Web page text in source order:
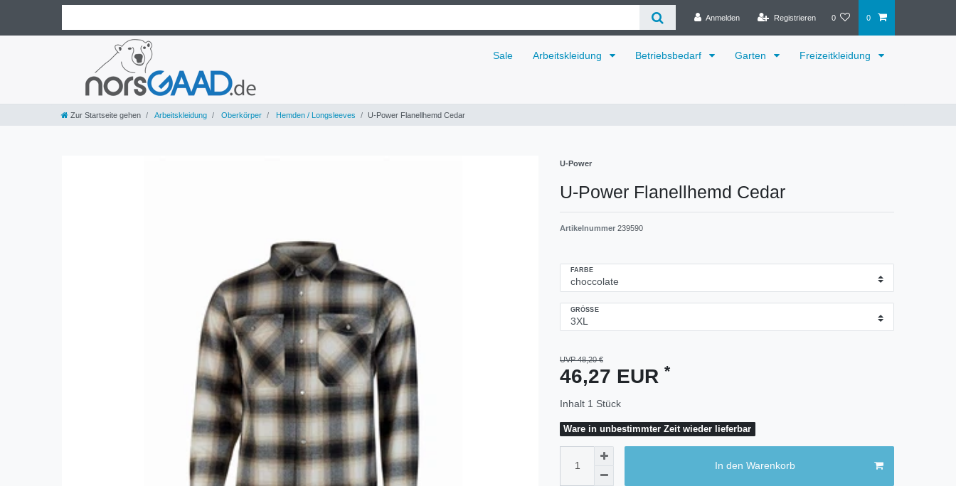
Anmelden Registrieren 0 0
Sale Arbeitskleidung Betriebsbedarf Garten Freizeitkleidung
Zur Startseite gehen Arbeitskleidung Oberkörper Hemden / Longsleeves U-Power Flanellhemd Cedar
U-Power
U-Power Flanellhemd Cedar
Artikelnummer 239590
FARBE
GRÖSSE
UVP 48,20 €
46,27 EUR *
Inhalt 1 Stück
Ware in unbestimmter Zeit wieder lieferbar
In den Warenkorb